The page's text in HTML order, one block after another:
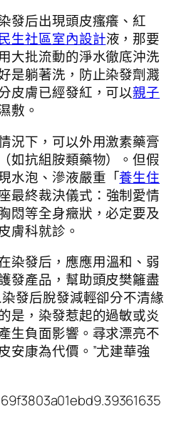
發后出現頭皮瘙癢、紅
生社區室內設計液，那要
大批流動的淨水徹底沖洗
是躺著洗，防止染發劑濺
皮膚已經發紅，可以親子
敷。
況下，可以外用激素藥膏
如抗組胺類藥物）。但假
水泡、滲液嚴重「養生住
最終裁決儀式：強制愛情
悶等全身癥狀，必定要及
膚科就診。
染發后，應應用溫和、弱
發產品，幫助頭皮樊籬盡
發后脫發減輕卻分不清緣
是，染發惹起的過敏或炎
生負面影響。尋求漂亮不
安康為代價。”尤建華強